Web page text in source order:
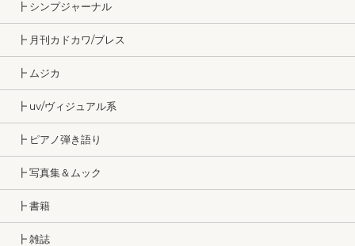
┣ シンプジャーナル
┣ 月刊カドカワ/ブレス
┣ ムジカ
┣ uv/ヴィジュアル系
┣ ピアノ弾き語り
┣ 写真集＆ムック
┣ 書籍
┣ 雑誌